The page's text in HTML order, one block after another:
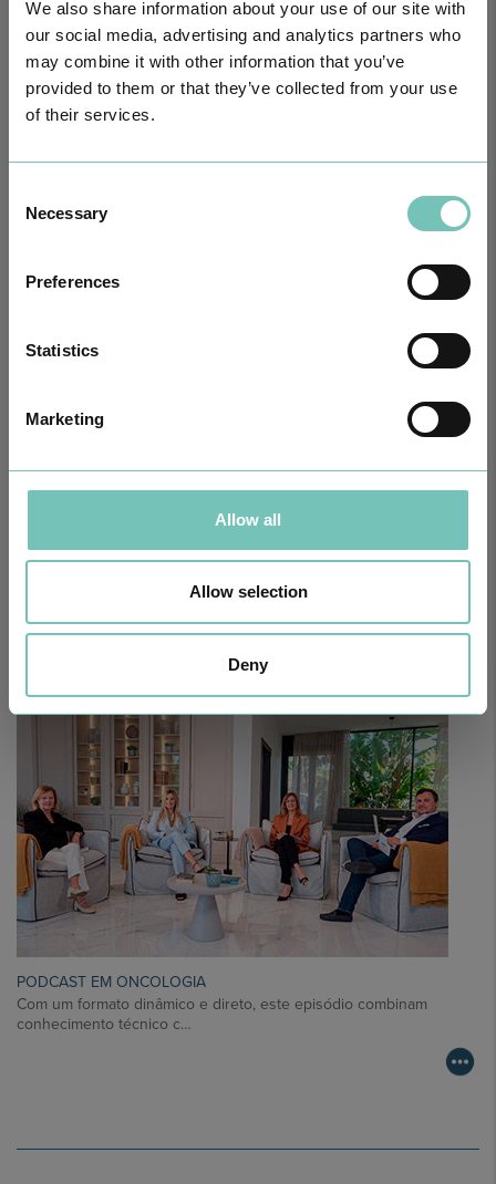
We also share information about your use of our site with
our social media, advertising and analytics partners who
may combine it with other information that you’ve
provided to them or that they’ve collected from your use
of their services.
Selection
Necessary
Preferences
Statistics
Marketing
Allow all
Allow selection
Deny
Para cuidar de si no Algarve, Alentejo e Madeira
Realizou-se no Hospital CUF Faro a primeira Cirurgia de Estrabismo
PODCAST EM ONCOLOGIA
Com um formato dinâmico e direto, este episódio combinam
conhecimento técnico c…